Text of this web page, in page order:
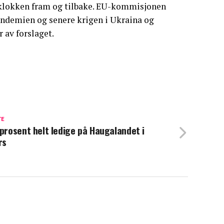
fram og tilbake. EU-kommisjonen
og senere krigen i Ukraina og
av forslaget.
helt ledige på Haugalandet i